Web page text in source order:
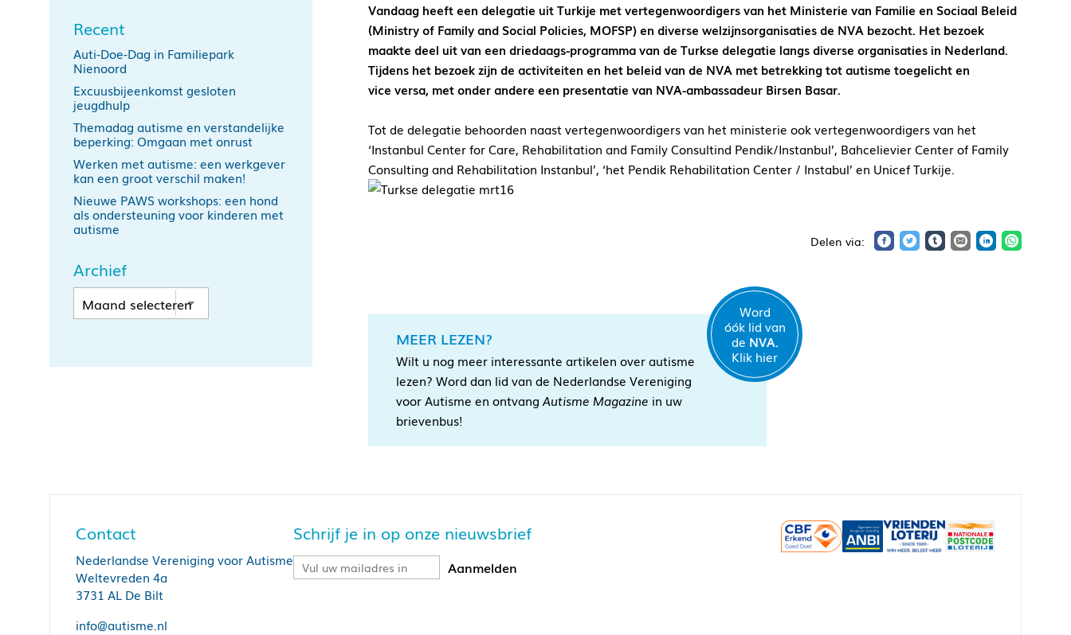
Recent
Auti-Doe-Dag in Familiepark
Nienoord
Excuusbijeenkomst gesloten
jeugdhulp
Themadag autisme en verstandelijke
beperking: Omgaan met onrust
Werken met autisme: een werkgever
kan een groot verschil maken!
Nieuwe PAWS workshops: een hond
als ondersteuning voor kinderen met
autisme
Archief
Vandaag heeft een delegatie uit Turkije met vertegenwoordigers van het Ministerie van Familie en Sociaal Beleid
(Ministry of Family and Social Policies, MOFSP) en diverse welzijnsorganisaties de NVA bezocht. Het bezoek
maakte deel uit van een driedaags-programma van de Turkse delegatie langs diverse organisaties in Nederland.
Tijdens het bezoek zijn de activiteiten en het beleid van de NVA met betrekking tot autisme toegelicht en
vice versa, met onder andere een presentatie van NVA-ambassadeur Birsen Basar.
Tot de delegatie behoorden naast vertegenwoordigers van het ministerie ook vertegenwoordigers van het
‘Instanbul Center for Care, Rehabilitation and Family Consultind Pendik/Instanbul’, Bahcelievier Center of Family
Consulting and Rehabilitation Instanbul’, ‘het Pendik Rehabilitation Center / Instabul’ en Unicef Turkije.
MEER LEZEN?
Wilt u nog meer interessante artikelen over autisme
lezen? Word dan lid van de Nederlandse Vereniging
voor Autisme en ontvang Autisme Magazine in uw
brievenbus!
Word
óók lid van
de NVA.
Klik hier
Contact
Nederlandse Vereniging voor Autisme
Weltevreden 4a
3731 AL De Bilt
info@autisme.nl
Schrijf je in op onze nieuwsbrief